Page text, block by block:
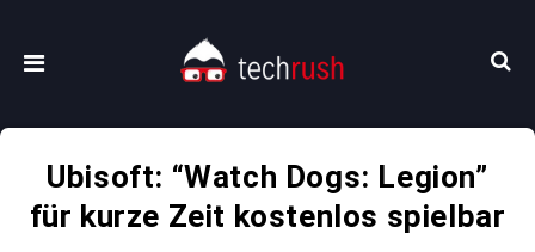
Ubisoft: “Watch Dogs: Legion”
für kurze Zeit kostenlos spielbar